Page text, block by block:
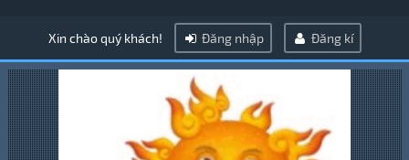
Xin chào quý khách! Đăng nhập Đăng kí